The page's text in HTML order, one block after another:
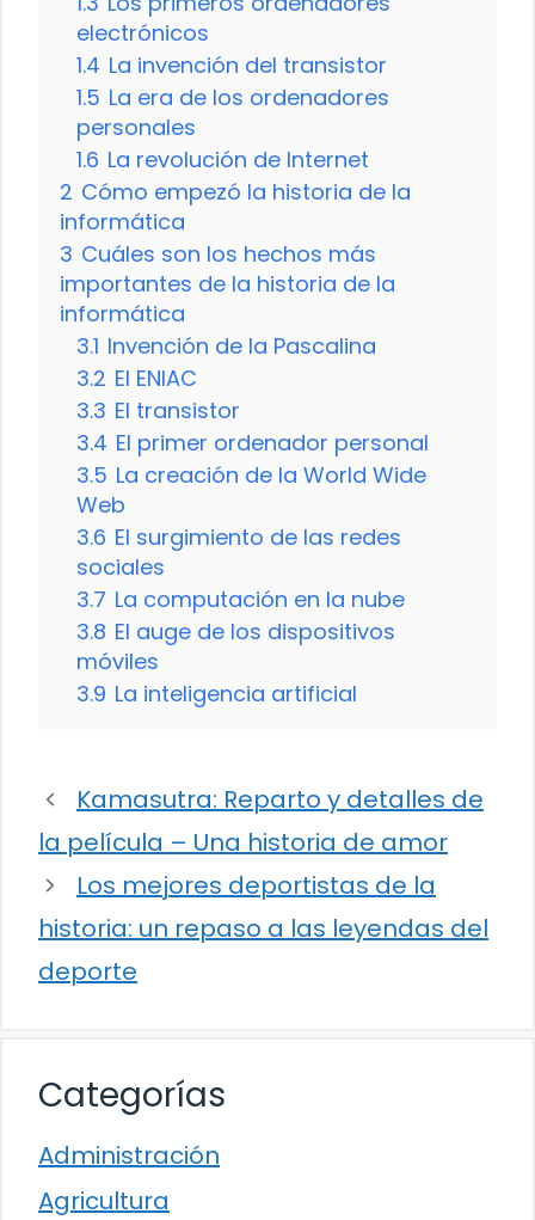
electrónicos
1.4 La invención del transistor
1.5 La era de los ordenadores
personales
1.6 La revolución de Internet
2 Cómo empezó la historia de la
informática
3 Cuáles son los hechos más
importantes de la historia de la
informática
3.1 Invención de la Pascalina
3.2 El ENIAC
3.3 El transistor
3.4 El primer ordenador personal
3.5 La creación de la World Wide
Web
3.6 El surgimiento de las redes
sociales
3.7 La computación en la nube
3.8 El auge de los dispositivos
móviles
3.9 La inteligencia artificial
Kamasutra: Reparto y detalles de
la película – Una historia de amor
Los mejores deportistas de la
historia: un repaso a las leyendas del
deporte
Categorías
Administración
Agricultura